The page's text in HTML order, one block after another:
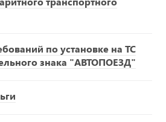
по установке на ТС
знака "АВТОПОЕЗД"